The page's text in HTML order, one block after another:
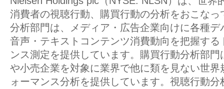
消費者の視聴行動、購買行動の分析をおこなっ
分析部門は、メディア・広告企業向けに各種デ
音声・テキストコンテンツ消費動向を把握する
ンス測定を提供しています。購買行動分析部
や小売企業を対象に業界で他に類を見ない世界
ォーマンス分析を提供しています。視聴行動